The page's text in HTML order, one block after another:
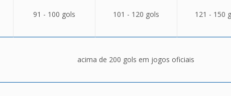
91 - 100 gols 101 - 120 gols 121 - 150
acima de 200 gols em jogos oficiais